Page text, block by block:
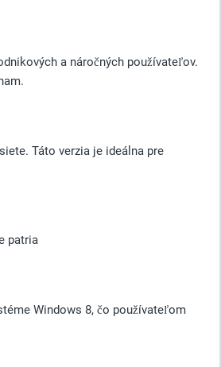
a náročných používateľov.
Táto verzia je ideálna pre
patria
Windows 8, čo používateľom